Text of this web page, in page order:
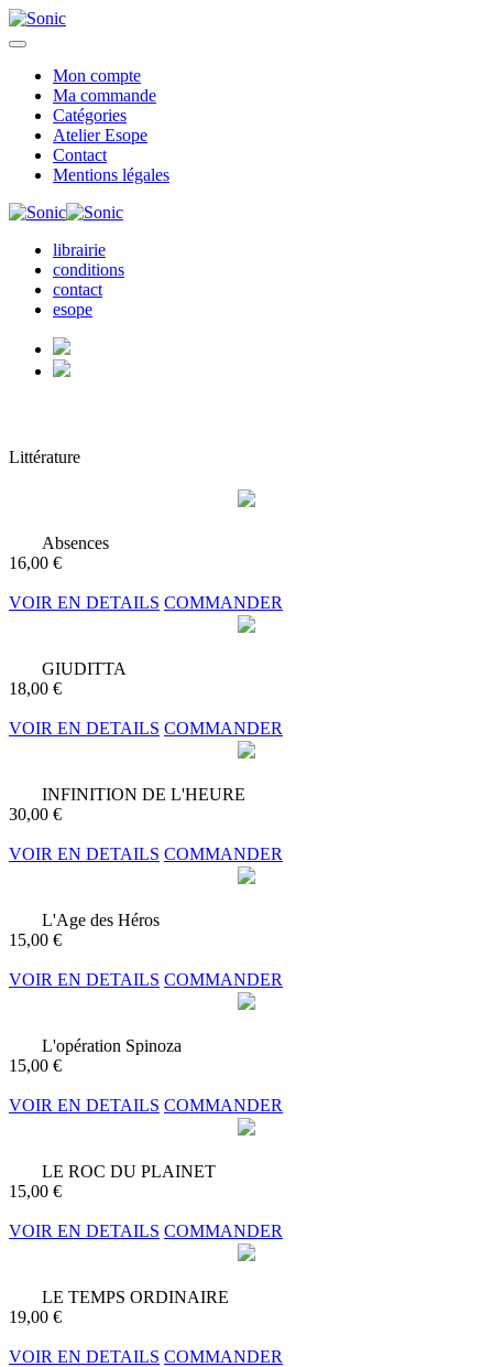
Mon compte
Ma commande
Catégories
Atelier Esope
Contact
Mentions légales
librairie
conditions
contact
esope
Littérature
Absences
16,00 €
VOIR EN DETAILS COMMANDER
GIUDITTA
18,00 €
VOIR EN DETAILS COMMANDER
INFINITION DE L'HEURE
30,00 €
VOIR EN DETAILS COMMANDER
L'Age des Héros
15,00 €
VOIR EN DETAILS COMMANDER
L'opération Spinoza
15,00 €
VOIR EN DETAILS COMMANDER
LE ROC DU PLAINET
15,00 €
VOIR EN DETAILS COMMANDER
LE TEMPS ORDINAIRE
19,00 €
VOIR EN DETAILS COMMANDER